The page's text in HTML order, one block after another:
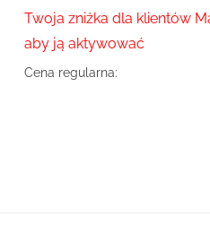
Twoja zniżka dla klientów
aby ją aktywować
Cena regularna: